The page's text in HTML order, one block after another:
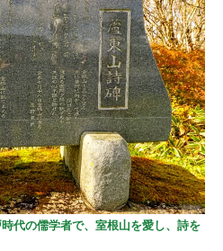
代の儒学者で、室根山を愛し、詩を